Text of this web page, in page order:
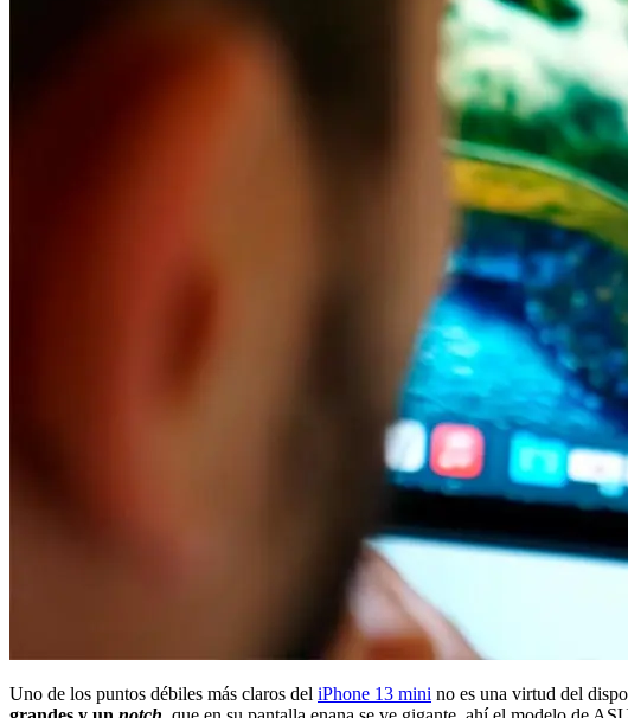
Uno de los puntos débiles más claros del iPhone 13 mini no es una virtud del